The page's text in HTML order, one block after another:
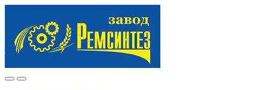
navigation
content